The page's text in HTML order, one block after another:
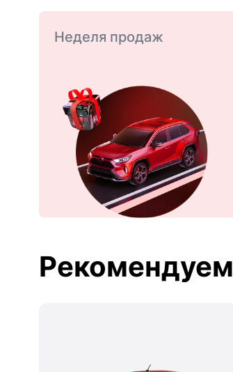
Неделя продаж
Рекомендуем